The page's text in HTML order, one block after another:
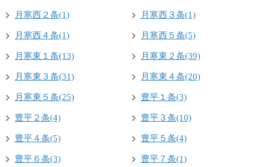
月寒西２条(1) 月寒西３条(1)
月寒西４条(1) 月寒西５条(5)
月寒東１条(13) 月寒東２条(39)
月寒東３条(31) 月寒東４条(20)
月寒東５条(25) 豊平１条(3)
豊平２条(4) 豊平３条(10)
豊平４条(5) 豊平５条(4)
豊平６条(3) 豊平７条(1)